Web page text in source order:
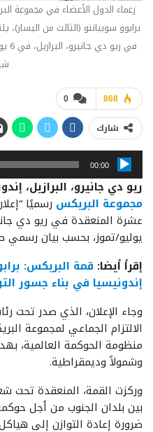
زعماء الدول الأعضاء في مجموعة
برابوو سوبيانتو (الثالث من
0 868
شارك
مشغل
الصوت 00:00
ريو دي جانيرو، البرازيل،
مجموعة البريكس رسميًا
عشرة المنعقدة في ريو دي
يوليو/تموز، بحسب بيان رسمي
إقرأ أيضا: قمة البريكس:
إندونيسيا في بناء جسور
وجاء الإعلان، الذي صدر تحت
الالتزام الجماعي لمجموعة
منظومة الحوكمة العالمية،
وشمولاً وديمقراطية.
وركزت القمة، المنعقدة تحت
بين بلدان الجنوب من أجل
ضرورة إعادة التوازن إلى